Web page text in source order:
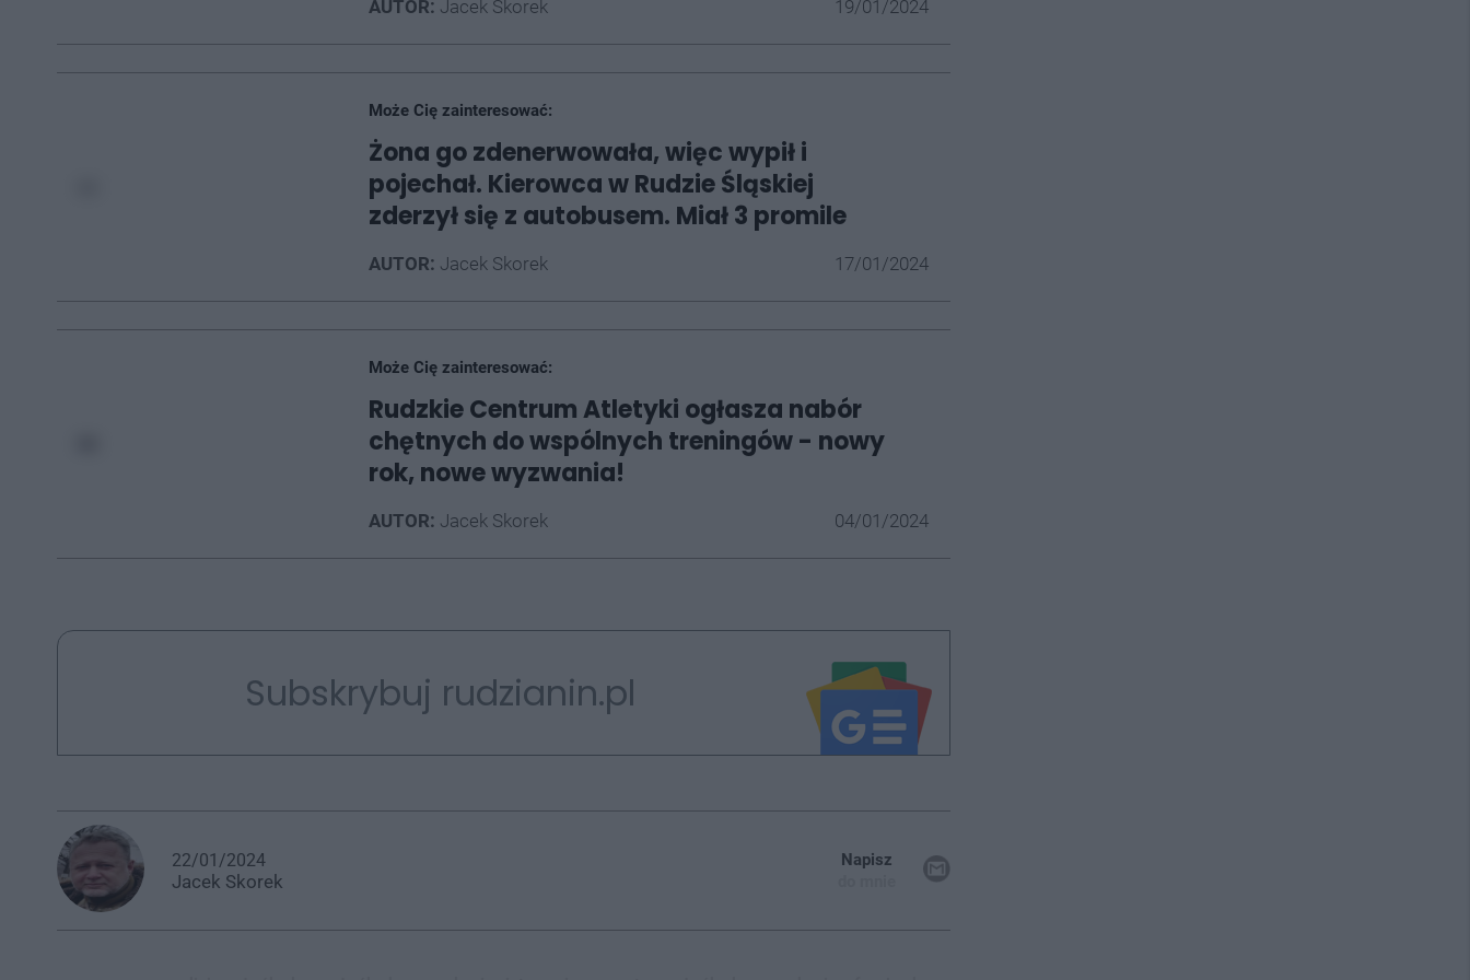
AUTOR: Jacek Skorek 19/01/2024
Może Cię zainteresować:
Żona go zdenerwowała, więc wypił i
pojechał. Kierowca w Rudzie Śląskiej
zderzył się z autobusem. Miał 3 promile
AUTOR: Jacek Skorek 17/01/2024
Może Cię zainteresować:
Rudzkie Centrum Atletyki ogłasza nabór
chętnych do wspólnych treningów - nowy
rok, nowe wyzwania!
AUTOR: Jacek Skorek 04/01/2024
Subskrybuj rudzianin.pl
22/01/2024
Jacek Skorek
Napisz